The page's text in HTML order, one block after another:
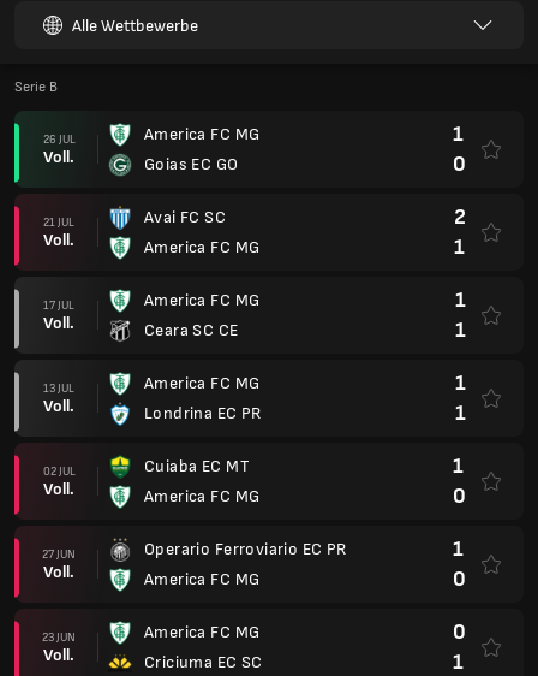
Alle Wettbewerbe
Serie B
26 JUL
Voll.
America FC MG
Goias EC GO
1
0
21 JUL
Voll.
Avai FC SC
America FC MG
2
1
17 JUL
Voll.
America FC MG
Ceara SC CE
1
1
13 JUL
Voll.
America FC MG
Londrina EC PR
1
1
02 JUL
Voll.
Cuiaba EC MT
America FC MG
1
0
27 JUN
Voll.
Operario Ferroviario EC PR
America FC MG
1
0
23 JUN
Voll.
America FC MG
Criciuma EC SC
0
1